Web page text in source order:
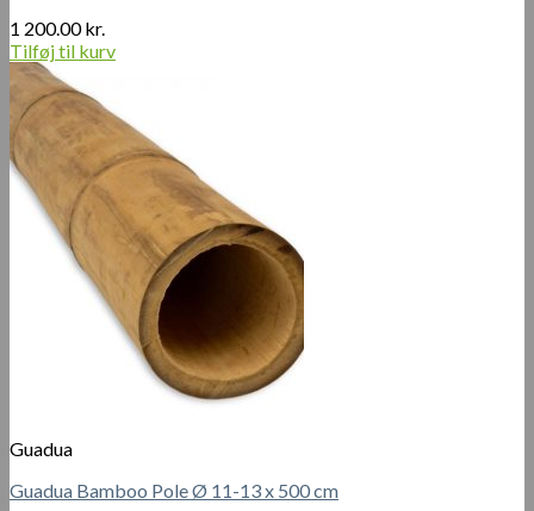
1 200.00kr.
Tilføj til kurv
Guadua
Guadua Bamboo Pole Ø 11-13 x 500 cm